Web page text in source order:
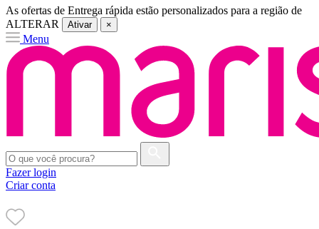
As ofertas de Entrega rápida estão personalizados para a região de
ALTERAR
Ativar ×
Menu
Fazer login
Criar conta